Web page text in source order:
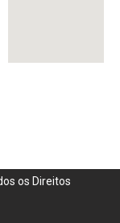
os Direitos